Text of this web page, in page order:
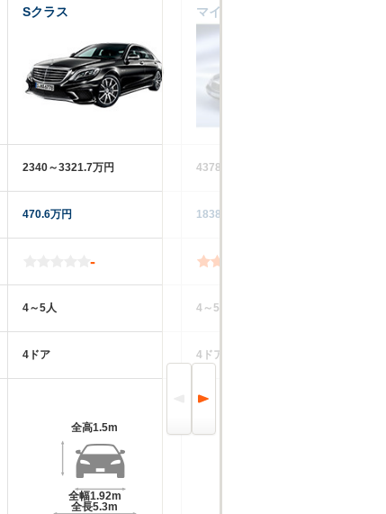
Sクラス
2340～3321.7万円
470.6万円
-
4～5人
4ドア
全高1.5m
全幅1.92m
全長5.3m
マイバッハ
4378.5～6490万円
1838.3万円
4～5人
4ドア